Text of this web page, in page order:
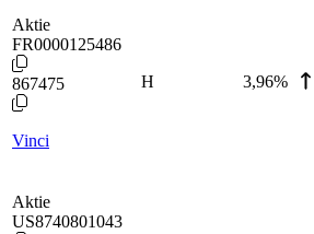
Aktie
FR0000125486
867475
Vinci
H 3,96%
Aktie
US8740801043